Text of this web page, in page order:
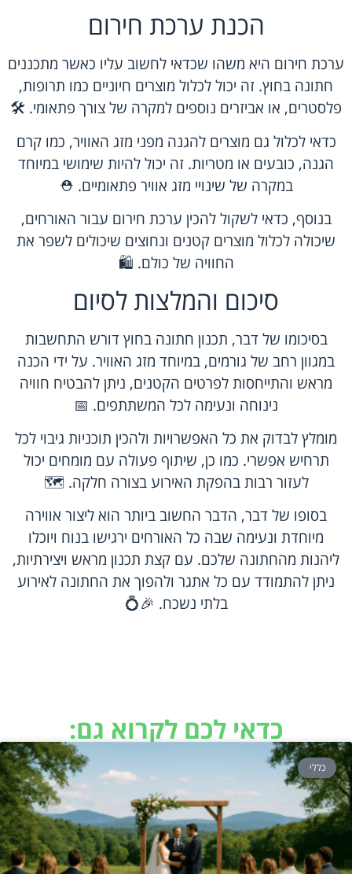
הכנת ערכת חירום
ערכת חירום היא משהו שכדאי לחשוב עליו כאשר מתכננים
חתונה בחוץ. זה יכול לכלול מוצרים חיוניים כמו תרופות,
פלסטרים, או אביזרים נוספים למקרה של צורך פתאומי. 🛠️
כדאי לכלול גם מוצרים להגנה מפני מזג האוויר, כמו קרם
הגנה, כובעים או מטריות. זה יכול להיות שימושי במיוחד
במקרה של שינויי מזג אוויר פתאומיים. ⛑️
בנוסף, כדאי לשקול להכין ערכת חירום עבור האורחים,
שיכולה לכלול מוצרים קטנים ונחוצים שיכולים לשפר את
החוויה של כולם. 🛍️
סיכום והמלצות לסיום
בסיכומו של דבר, תכנון חתונה בחוץ דורש התחשבות
במגוון רחב של גורמים, במיוחד מזג האוויר. על ידי הכנה
מראש והתייחסות לפרטים הקטנים, ניתן להבטיח חוויה
נינוחה ונעימה לכל המשתתפים. 📅
מומלץ לבדוק את כל האפשרויות ולהכין תוכניות גיבוי לכל
תרחיש אפשרי. כמו כן, שיתוף פעולה עם מומחים יכול
לעזור רבות בהפקת האירוע בצורה חלקה. 🗺️
בסופו של דבר, הדבר החשוב ביותר הוא ליצור אווירה
מיוחדת ונעימה שבה כל האורחים ירגישו בנוח ויוכלו
ליהנות מהחתונה שלכם. עם קצת תכנון מראש ויצירתיות,
ניתן להתמודד עם כל אתגר ולהפוך את החתונה לאירוע
בלתי נשכח. 🎉💍
כדאי לכם לקרוא גם:
כללי